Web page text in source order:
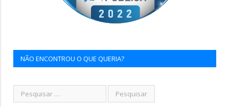
NÃO ENCONTROU O QUE QUERIA?